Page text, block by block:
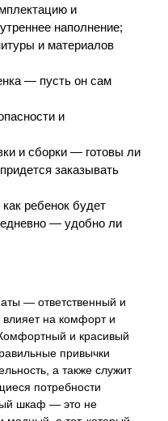
и
наполнение;
и материалов
— пусть он сам
и
и сборки — готовы ли
заказывать
ребенок будет
— удобно ли
— ответственный и
на комфорт и
и красивый
привычки
а также служит
потребности
шкаф — это не